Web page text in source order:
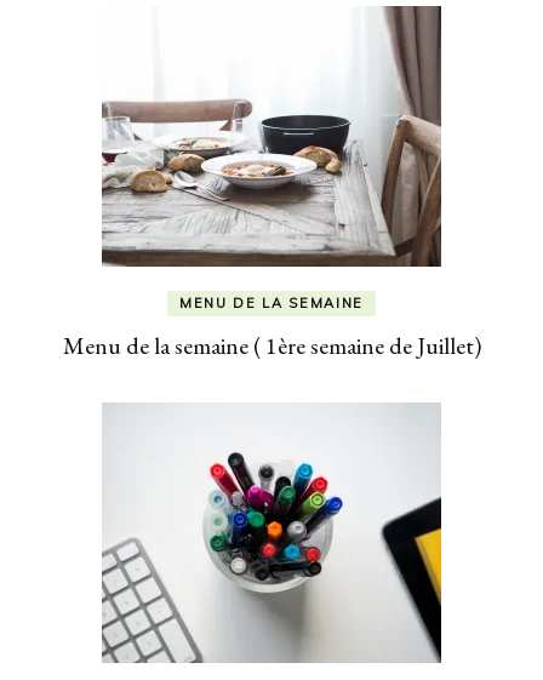
MENU DE LA SEMAINE
Menu de la semaine ( 1ère semaine de Juillet)